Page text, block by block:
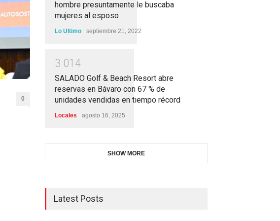
0
hombre presuntamente le buscaba
mujeres al esposo
Lo Ultimo septiembre 21, 2022
3 01 4
SALADO Golf & Beach Resort abre
reservas en Bávaro con 67 % de
unidades vendidas en tiempo récord
Locales agosto 16, 2025
SHOW MORE
Latest Posts